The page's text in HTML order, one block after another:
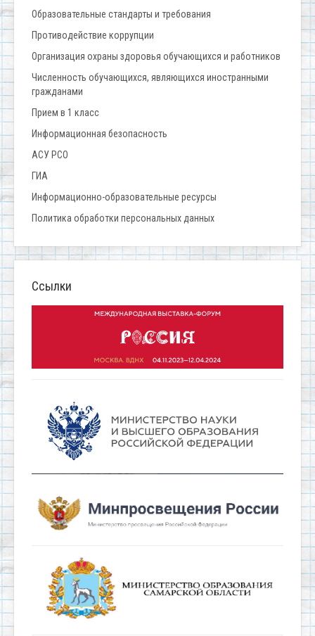
Образовательные стандарты и требования
Противодействие коррупции
Организация охраны здоровья обучающихся и работников
Численность обучающихся, являющихся иностранными
гражданами
Прием в 1 класс
Информационная безопасность
АСУ РСО
ГИА
Информационно-образовательные ресурсы
Политика обработки персональных данных
Ссылки